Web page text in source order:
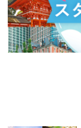
2026.08.03